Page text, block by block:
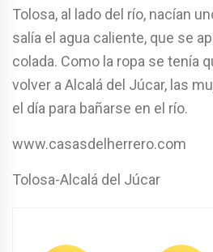
Tolosa, al lado del río, nacían
salía el agua caliente, que se
colada. Como la ropa se tenía
volver a Alcalá del Júcar, las
el día para bañarse en el río.
www.casasdelherrero.com
Tolosa-Alcalá del Júcar